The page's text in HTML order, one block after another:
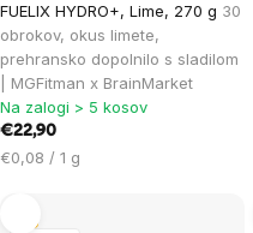
FUELIX HYDRO+, Lime, 270 g 30
obrokov, okus limete,
prehransko dopolnilo s sladilom
| MGFitman x BrainMarket
Na zalogi > 5 kosov
€22,90
Cena
€0,08 / 1 g